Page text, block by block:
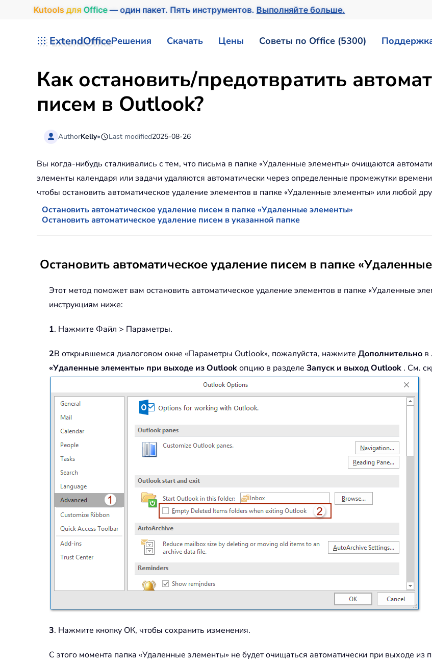
Kutools для Office— один пакет. Пять инструментов.Выполняйте больше.
ExtendOfficeРешения Скачать Цены Советы по Office (5300)
Как остановить/предотвратить
писем в Outlook?
AuthorKelly• Last modified2025-08-26
Вы когда-нибудь сталкивались с тем, что письма в папке «Удаленные элементы» очищаются
элементы календаря или задачи удаляются автоматически через определенные промежутки
чтобы остановить автоматическое удаление элементов в папке «Удаленные элементы» или любой
Остановить автоматическое удаление писем в папке «Удаленные элементы»
Остановить автоматическое удаление писем в указанной папке
Остановить автоматическое удаление писем в папке
Этот метод поможет вам остановить автоматическое удаление элементов в папке «Удаленные
инструкциям ниже:
1. Нажмите Файл > Параметры.
2В открывшемся диалоговом окне «Параметры Outlook», пожалуйста, нажмите Дополнительно в
«Удаленные элементы» при выходе из Outlookопцию в разделе Запуск и выход Outlook . См.
3. Нажмите кнопку ОК, чтобы сохранить изменения.
С этого момента папка «Удаленные элементы» не будет очищаться автоматически при выходе из